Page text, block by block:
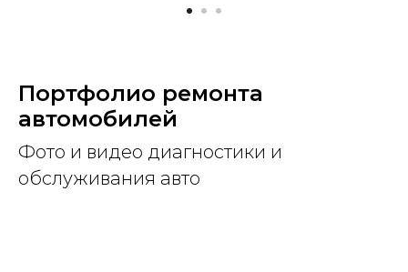
Портфолио ремонта
автомобилей
Фото и видео диагностики и
обслуживания авто